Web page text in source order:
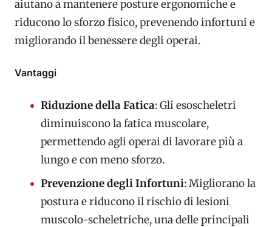
aiutano a mantenere posture ergonomiche e
riducono lo sforzo fisico, prevenendo infortuni e
migliorando il benessere degli operai.
Vantaggi
Riduzione della Fatica: Gli esoscheletri
diminuiscono la fatica muscolare,
permettendo agli operai di lavorare più a
lungo e con meno sforzo.
Prevenzione degli Infortuni: Migliorano la
postura e riducono il rischio di lesioni
muscolo-scheletriche, una delle principali